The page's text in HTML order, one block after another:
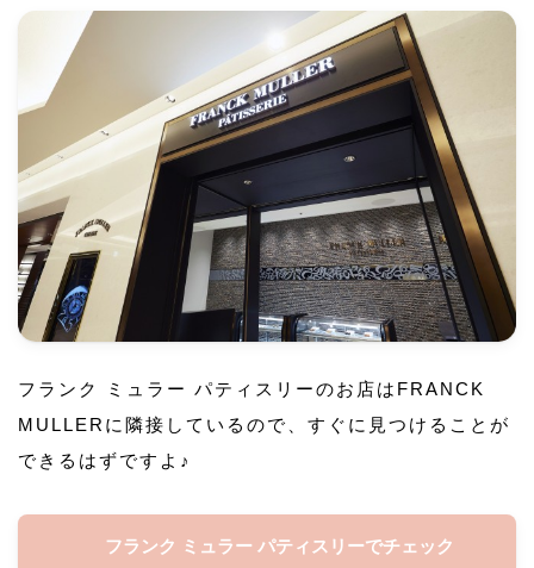
フランク ミュラー パティスリーのお店はFRANCK
MULLERに隣接しているので、すぐに見つけることが
できるはずですよ♪
フランク ミュラー パティスリーでチェック